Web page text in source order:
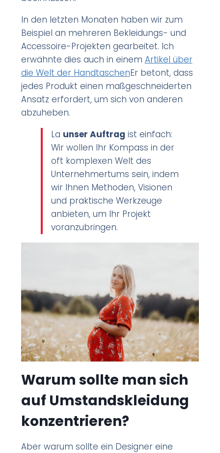
In den letzten Monaten haben wir zum
Beispiel an mehreren Bekleidungs- und
Accessoire-Projekten gearbeitet. Ich
erwähnte dies auch in einem Artikel über
die Welt der HandtaschenEr betont, dass
jedes Produkt einen maßgeschneiderten
Ansatz erfordert, um sich von anderen
abzuheben.
La unser Auftrag ist einfach:
Wir wollen Ihr Kompass in der
oft komplexen Welt des
Unternehmertums sein, indem
wir Ihnen Methoden, Visionen
und praktische Werkzeuge
anbieten, um Ihr Projekt
voranzubringen.
Warum sollte man sich
auf Umstandskleidung
konzentrieren?
Aber warum sollte ein Designer eine